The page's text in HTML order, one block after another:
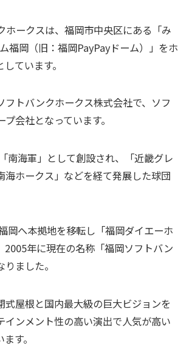
ホークスは、福岡市中央区にある「み
福岡（旧：福岡PayPayドーム）」をホ
ています。
フトバンクホークス株式会社で、ソフ
会社となっています。
南海軍」として創設され、「近畿グレ
海ホークス」などを経て発展した球団
岡へ本拠地を移転し「福岡ダイエーホ
2005年に現在の名称「福岡ソフトバン
ました。​
式屋根と国内最大級の巨大ビジョンを
インメント性の高い演出で人気が高い
す。